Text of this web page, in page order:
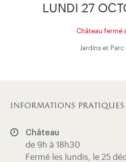
LUNDI 27
Château fermé
Jardins et
informations pratiques
Château
de 9h à 18h30
Fermé les lundis, le 25